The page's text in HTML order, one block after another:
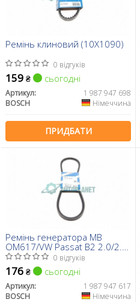
Ремінь клиновий (10X1090)
0 відгуків
159 ₴ сьогодні
Артикул:
1 987 947 698
BOSCH
Німеччина
ПРИДБАТИ
Ремінь генератора MB
OM617/VW Passat B2 2.0/2.2
(13x1000) 0 відгуків
176 ₴ сьогодні
Артикул:
1 987 947 617
BOSCH
Німеччина